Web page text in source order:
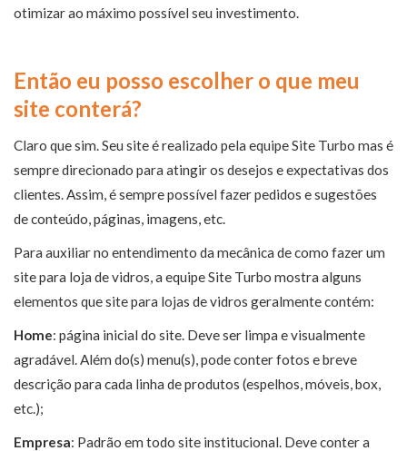
otimizar ao máximo possível seu investimento.
Então eu posso escolher o que meu
site conterá?
Claro que sim. Seu site é realizado pela equipe Site Turbo mas é
sempre direcionado para atingir os desejos e expectativas dos
clientes. Assim, é sempre possível fazer pedidos e sugestões
de conteúdo, páginas, imagens, etc.
Para auxiliar no entendimento da mecânica de como fazer um
site para loja de vidros, a equipe Site Turbo mostra alguns
elementos que site para lojas de vidros geralmente contém:
Home: página inicial do site. Deve ser limpa e visualmente
agradável. Além do(s) menu(s), pode conter fotos e breve
descrição para cada linha de produtos (espelhos, móveis, box,
etc.);
Empresa: Padrão em todo site institucional. Deve conter a